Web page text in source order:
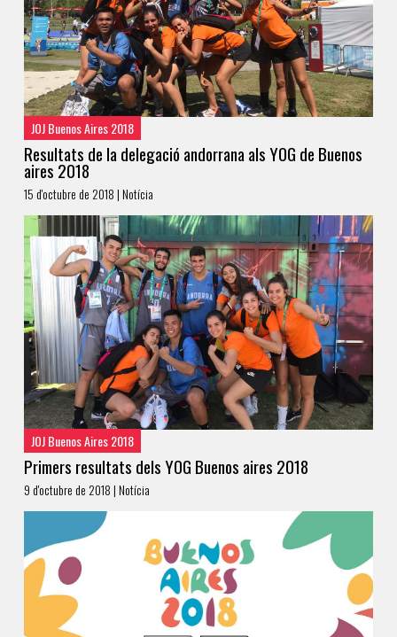
JOJ Buenos Aires 2018
Resultats de la delegació andorrana als YOG de Buenos
aires 2018
15 d'octubre de 2018 | Notícia
JOJ Buenos Aires 2018
Primers resultats dels YOG Buenos aires 2018
9 d'octubre de 2018 | Notícia